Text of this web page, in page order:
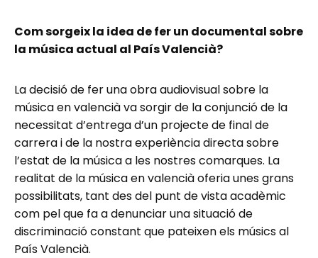
Com sorgeix la idea de fer un documental sobre
la música actual al País Valencià?
La decisió de fer una obra audiovisual sobre la
música en valencià va sorgir de la conjunció de la
necessitat d’entrega d’un projecte de final de
carrera i de la nostra experiència directa sobre
l’estat de la música a les nostres comarques. La
realitat de la música en valencià oferia unes grans
possibilitats, tant des del punt de vista acadèmic
com pel que fa a denunciar una situació de
discriminació constant que pateixen els músics al
País Valencià.